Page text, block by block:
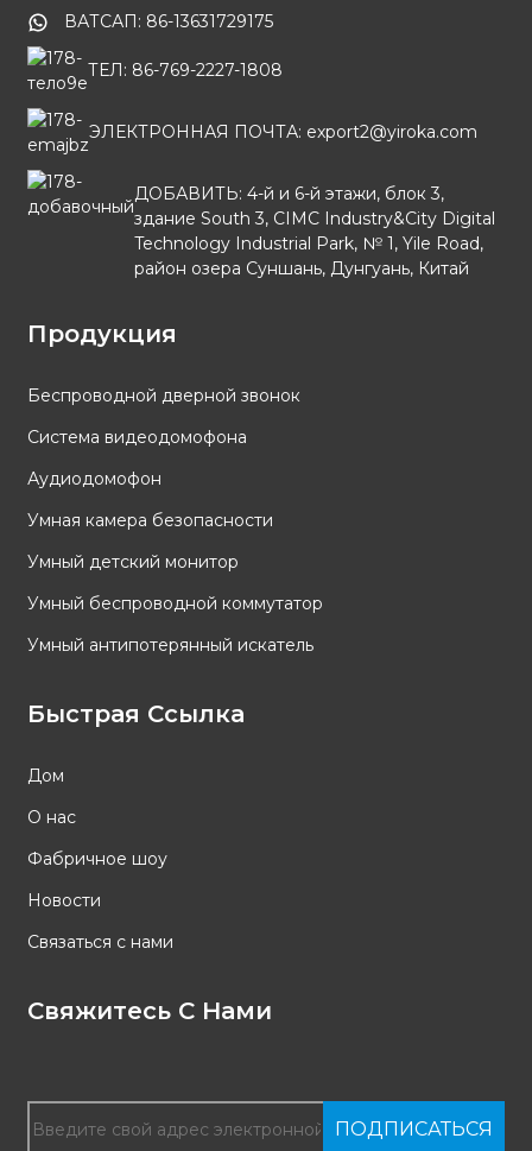
ВАТСАП: 86-13631729175
ТЕЛ: 86-769-2227-1808
ЭЛЕКТРОННАЯ ПОЧТА: export2@yiroka.com
ДОБАВИТЬ: 4-й и 6-й этажи, блок 3,
здание South 3, CIMC Industry&City Digital
Technology Industrial Park, № 1, Yile Road,
район озера Суншань, Дунгуань, Китай
Продукция
Беспроводной дверной звонок
Система видеодомофона
Аудиодомофон
Умная камера безопасности
Умный детский монитор
Умный беспроводной коммутатор
Умный антипотерянный искатель
Быстрая Ссылка
Дом
О нас
Фабричное шоу
Новости
Связаться с нами
Свяжитесь С Нами
ПОДПИСАТЬСЯ